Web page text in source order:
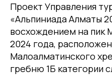
Проект Управления
«Альпиниада Алматы
восхождением на пик
2024 года,
Малоалматинского
гребню 1Б категории